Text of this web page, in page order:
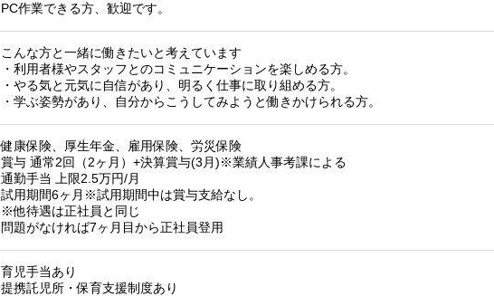
PC作業できる方、歓迎です。
こんな方と一緒に働きたいと考えています
・利用者様やスタッフとのコミュニケーションを楽しめる方。
・やる気と元気に自信があり、明るく仕事に取り組める方。
・学ぶ姿勢があり、自分からこうしてみようと働きかけられる方。
健康保険、厚生年金、雇用保険、労災保険
賞与 通常2回（2ヶ月）+決算賞与(3月)※業績人事考課による
通勤手当 上限2.5万円/月
試用期間6ヶ月※試用期間中は賞与支給なし。
※他待遇は正社員と同じ
問題がなければ7ヶ月目から正社員登用
育児手当あり
提携託児所・保育支援制度あり